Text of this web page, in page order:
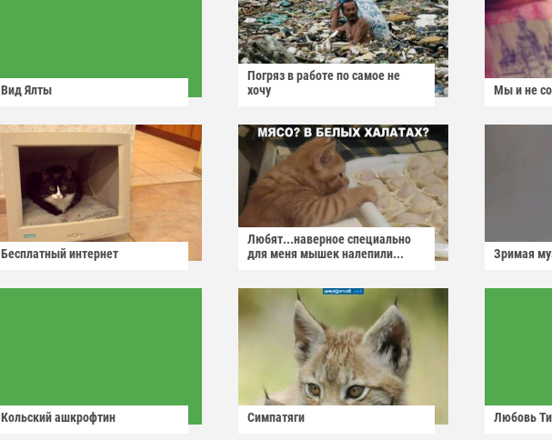
Вид Ялты
Погряз в работе по самое не
хочу
Мы и не
Бесплатный интернет
Любят...наверное специально
для меня мышек налепили...
Зримая
Кольский ашкрофтин Симпатяги Любовь